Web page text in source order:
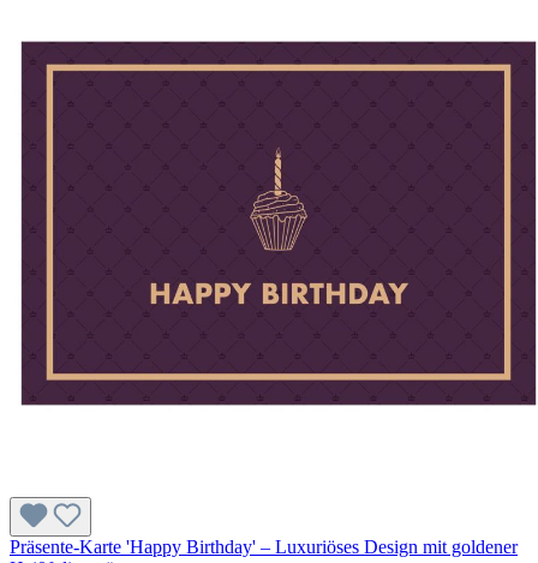
Präsente-Karte 'Happy Birthday' – Luxuriöses Design mit goldener